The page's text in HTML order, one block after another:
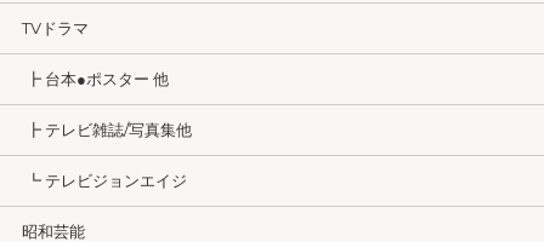
TVドラマ
┣ 台本●ポスター 他
┣ テレビ雑誌/写真集他
┗ テレビジョンエイジ
昭和芸能